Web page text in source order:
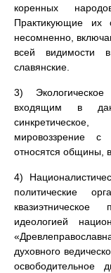
коренных
Практикующие их
несомненно,
всей видимости
славянские.
3)
входящим в
синкретическое,
мировоззрение с
относятся общины,
4)
политические
квазиэтническое
идеологией
духовного
освободительное